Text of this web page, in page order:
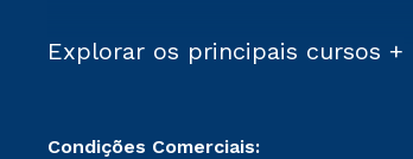
Explorar os principais cursos +
Condições Comerciais: